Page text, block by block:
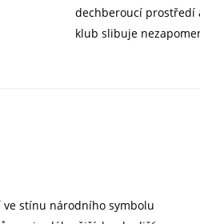
dechberoucí prostředí
klub slibuje
stínu národního symbolu